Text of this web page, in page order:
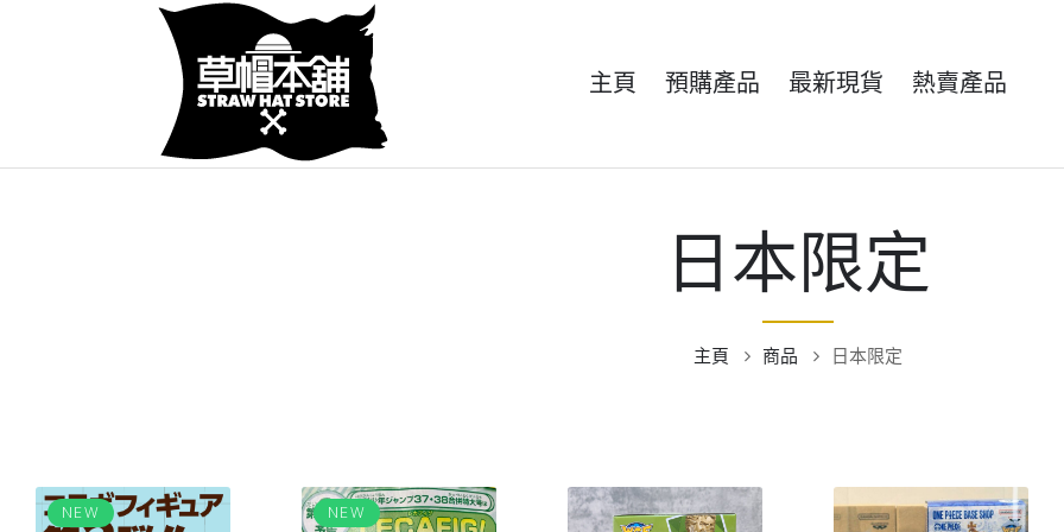
主頁 預購產品 最新現貨 熱賣產品
日本限定
主頁 商品 日本限定
NEW NEW